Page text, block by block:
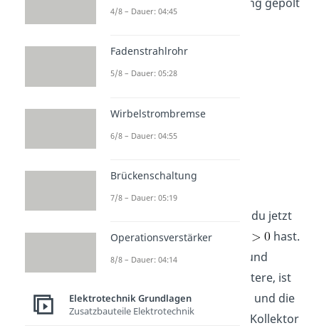
und
Nehmen wir aber an, dass du jetzt
sowohl
und
hast.
Die Diode zwischen Basis und
Emitter, also im Bild die untere, ist
dann in Durchlassrichtung und die
Diode zwischen Basis und Kollektor
4/8 – Dauer: 04:45
Fadenstrahlrohr
5/8 – Dauer: 05:28
Wirbelstrombremse
6/8 – Dauer: 04:55
Brückenschaltung
7/8 – Dauer: 05:19
Operationsverstärker
8/8 – Dauer: 04:14
Elektrotechnik Grundlagen
Zusatzbauteile Elektrotechnik